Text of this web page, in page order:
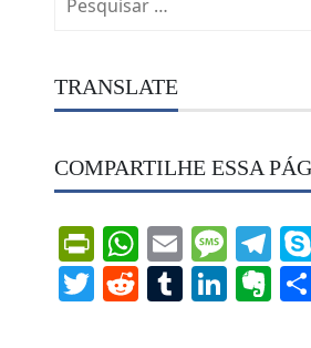
por:
TRANSLATE
COMPARTILHE ESSA
PrintFriendly
WhatsApp
Email
Twitter
Reddit
Tumblr